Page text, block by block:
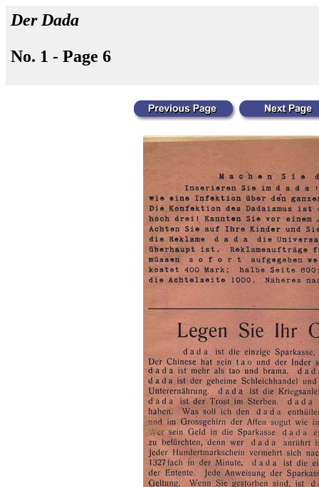
Der Dada
No. 1 - Page 6